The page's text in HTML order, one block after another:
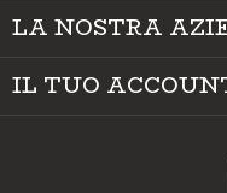
LA NOSTRA
IL TUO